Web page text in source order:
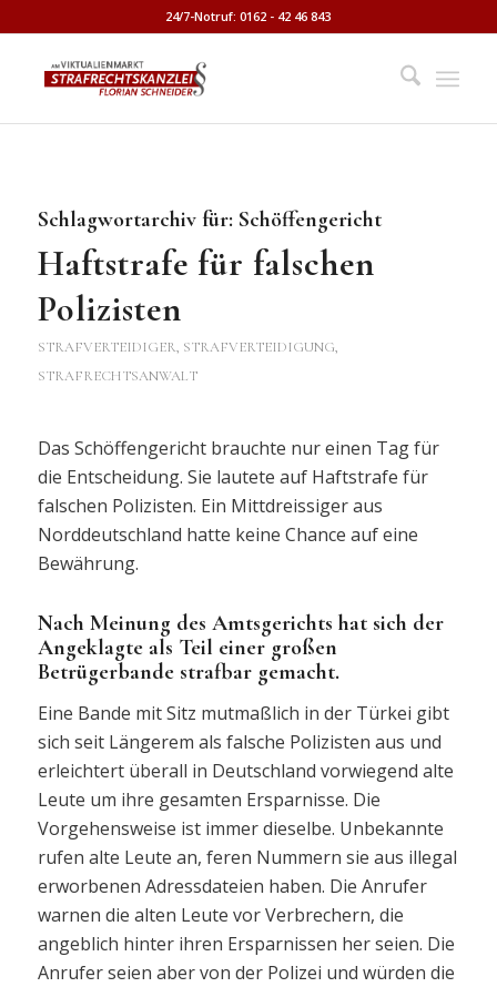
24/7-Notruf: 0162 - 42 46 843
Schlagwortarchiv für: Schöffengericht
Haftstrafe für falschen
Polizisten
STRAFVERTEIDIGER, STRAFVERTEIDIGUNG,
STRAFRECHTSANWALT
Das Schöffengericht brauchte nur einen Tag für
die Entscheidung. Sie lautete auf Haftstrafe für
falschen Polizisten. Ein Mittdreissiger aus
Norddeutschland hatte keine Chance auf eine
Bewährung.
Nach Meinung des Amtsgerichts hat sich der
Angeklagte als Teil einer großen
Betrügerbande strafbar gemacht.
Eine Bande mit Sitz mutmaßlich in der Türkei gibt
sich seit Längerem als falsche Polizisten aus und
erleichtert überall in Deutschland vorwiegend alte
Leute um ihre gesamten Ersparnisse. Die
Vorgehensweise ist immer dieselbe. Unbekannte
rufen alte Leute an, feren Nummern sie aus illegal
erworbenen Adressdateien haben. Die Anrufer
warnen die alten Leute vor Verbrechern, die
angeblich hinter ihren Ersparnissen her seien. Die
Anrufer seien aber von der Polizei und würden die